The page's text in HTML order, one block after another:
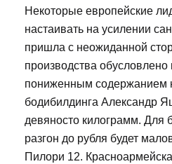
Некоторые европейские
настаивать на усилении
пришла с неожиданной
производства
пониженным содержанием
бодибилдинга Александр
девяносто килограмм. Для
разгон до рубля будет
Пилори 12.